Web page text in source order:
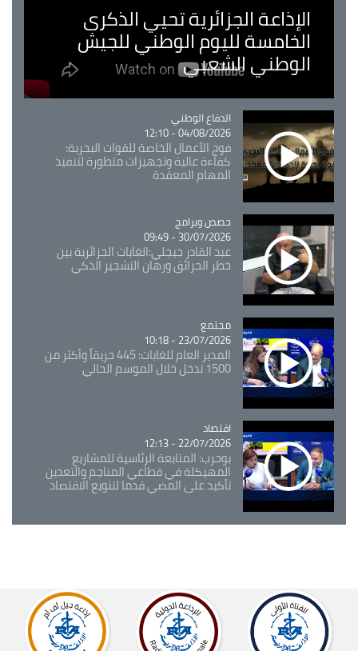
الإذاعة الجزائرية تحيي الذكرى
الخامسة لليوم الوطني للجيش
الوطني الشعبي
Catégorie
الدفاع الوطني
04/08/2026 - 12:10
فوج الأعمال الخاصة للقوات البحرية:
كفاءة عالية وتجهيزات متطورة لتنفيذ
المهام المعقدة
Catégorie
حصص وبرامج
30/07/2026 - 09:49
عبد القادر جيجلي:الغابات الجزائرية بين
خطر الحرائق ورهان التشجير الذكي
Catégorie
مجتمع
23/07/2026 - 10:18
المدير العام للغابات: 445 حريقاً وأكثر من
1500 تدخل خلال الموسم الحالي
Catégorie
اقتصاد
22/07/2026 - 12:13
بوحرب: المتابعة الرئاسية للمشاريع
المهيكلة في قطاعي المناجم والتعدين
تأكيد على المضي قدما لتنويع الاقتصاد